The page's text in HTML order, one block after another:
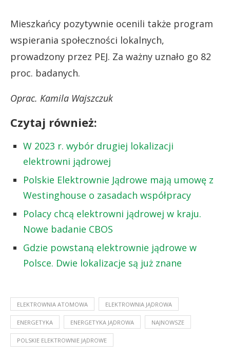
Mieszkańcy pozytywnie ocenili także program
wspierania społeczności lokalnych,
prowadzony przez PEJ. Za ważny uznało go 82
proc. badanych.
Oprac. Kamila Wajszczuk
Czytaj również:
W 2023 r. wybór drugiej lokalizacji
elektrowni jądrowej
Polskie Elektrownie Jądrowe mają umowę z
Westinghouse o zasadach współpracy
Polacy chcą elektrowni jądrowej w kraju.
Nowe badanie CBOS
Gdzie powstaną elektrownie jądrowe w
Polsce. Dwie lokalizacje są już znane
ELEKTROWNIA ATOMOWA ELEKTROWNIA JĄDROWA
ENERGETYKA ENERGETYKA JĄDROWA NAJNOWSZE
POLSKIE ELEKTROWNIE JĄDROWE